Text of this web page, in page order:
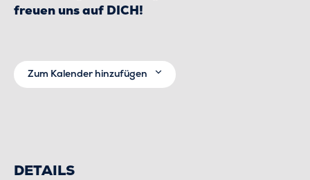
freuen uns auf DICH!
Zum Kalender hinzufügen
DETAILS